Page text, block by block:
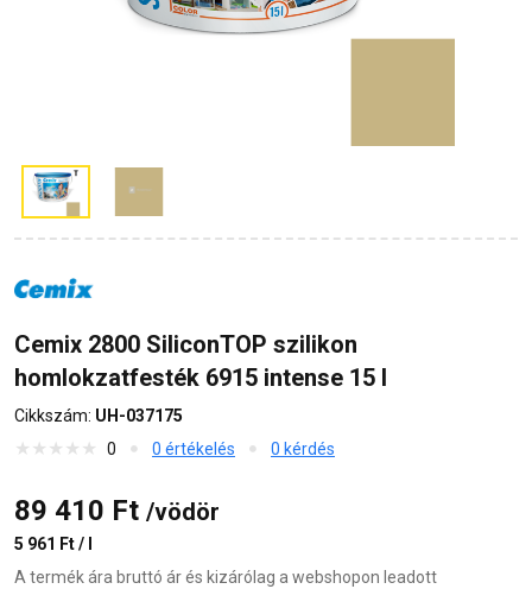
Cemix 2800 SiliconTOP szilikon
homlokzatfesték 6915 intense 15 l
Cikkszám: UH-037175
0
0 értékelés 0 kérdés
89 410 Ft /vödör
5 961 Ft / l
A termék ára bruttó ár és kizárólag a webshopon leadott